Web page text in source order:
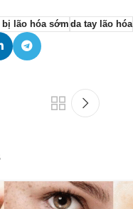
bị lão hóa sớm da tay lão hóa